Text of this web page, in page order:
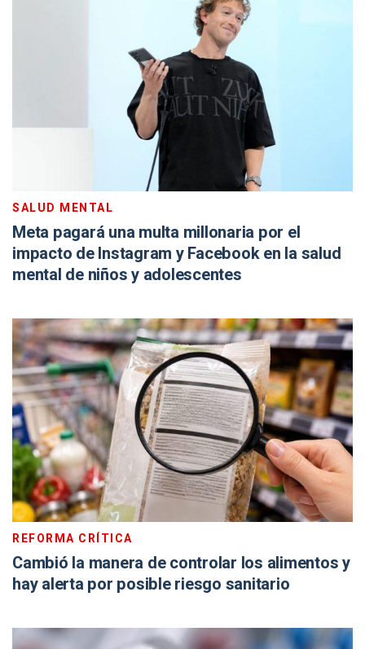
SALUD MENTAL
Meta pagará una multa millonaria por el
impacto de Instagram y Facebook en la salud
mental de niños y adolescentes
REFORMA CRÍTICA
Cambió la manera de controlar los alimentos y
hay alerta por posible riesgo sanitario